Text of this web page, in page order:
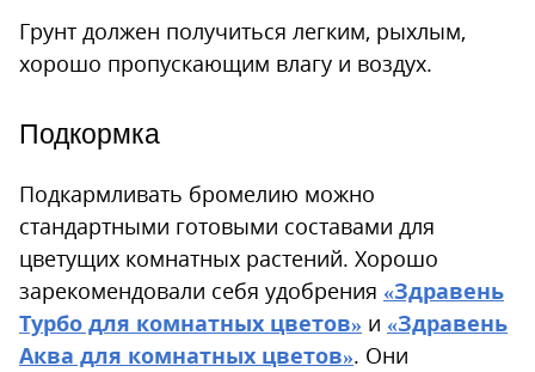
Грунт должен получиться легким, рыхлым,
хорошо пропускающим влагу и воздух.
Подкормка
Подкармливать бромелию можно
стандартными готовыми составами для
цветущих комнатных растений. Хорошо
зарекомендовали себя удобрения «Здравень
Турбо для комнатных цветов» и «Здравень
Аква для комнатных цветов». Они